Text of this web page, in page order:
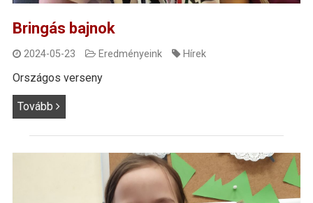
Bringás bajnok
2024-05-23 Eredményeink Hírek
Országos verseny
Tovább